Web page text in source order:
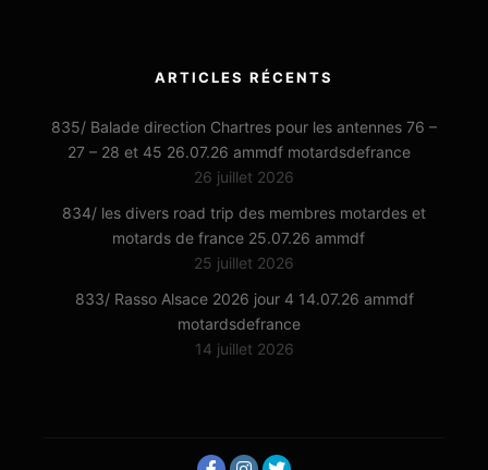
ARTICLES RÉCENTS
835/ Balade direction Chartres pour les antennes 76 –
27 – 28 et 45 26.07.26 ammdf motardsdefrance
26 juillet 2026
834/ les divers road trip des membres motardes et
motards de france 25.07.26 ammdf
25 juillet 2026
833/ Rasso Alsace 2026 jour 4 14.07.26 ammdf
motardsdefrance
14 juillet 2026